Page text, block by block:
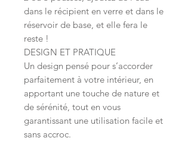
dans le récipient en verre et dans le
réservoir de base, et elle fera le
reste !
DESIGN ET PRATIQUE
Un design pensé pour s’accorder
parfaitement à votre intérieur, en
apportant une touche de nature et
de sérénité, tout en vous
garantissant une utilisation facile et
sans accroc.